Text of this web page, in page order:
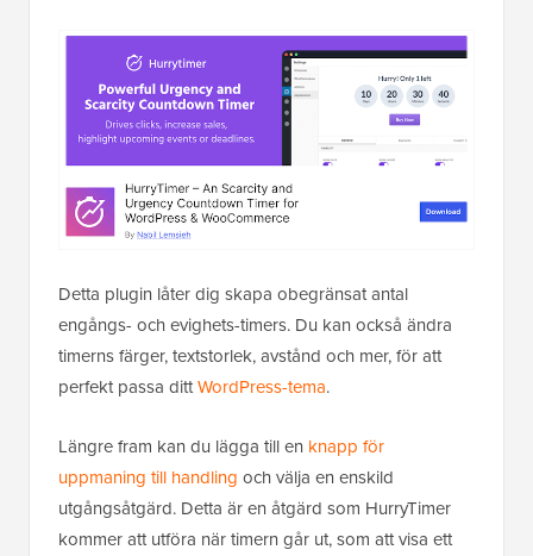
Detta plugin låter dig skapa obegränsat antal
engångs- och evighets-timers. Du kan också ändra
timerns färger, textstorlek, avstånd och mer, för att
perfekt passa dittWordPress-tema.
Längre fram kan du lägga till en knapp för
uppmaning till handling och välja en enskild
utgångsåtgärd. Detta är en åtgärd som HurryTimer
kommer att utföra när timern går ut, som att visa ett